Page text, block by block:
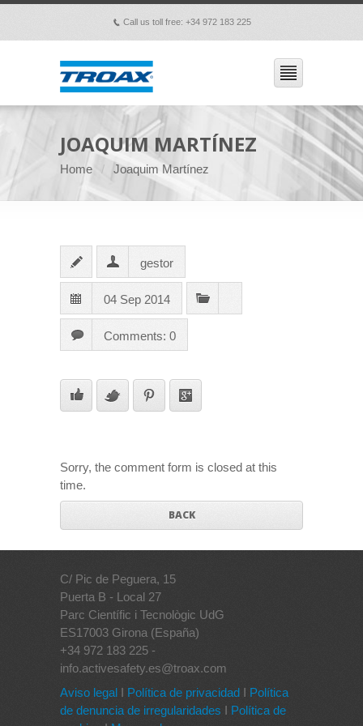
p Call us toll free: +34 972 183 225
JOAQUIM MARTÍNEZ
Home Joaquim Martínez
gestor
04 Sep 2014
Comments: 0
Sorry, the comment form is closed at this
time.
BACK
C/ Pic de Peguera, 15
Puerta B - Local 27
Parc Científic i Tecnològic UdG
ES17003 Girona (España)
+34 972 183 225 -
info.activesafety.es@troax.com
Aviso legal I Política de privacidad I Política
de denuncia de irregularidades I Política de